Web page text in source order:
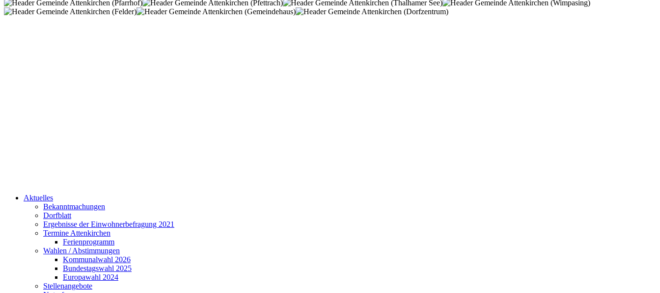
Aktuelles
Bekanntmachungen
Dorfblatt
Ergebnisse der Einwohnerbefragung 2021
Termine Attenkirchen
Ferienprogramm
Wahlen / Abstimmungen
Kommunalwahl 2026
Bundestagswahl 2025
Europawahl 2024
Stellenangebote